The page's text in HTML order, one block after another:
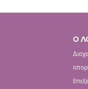
Ο